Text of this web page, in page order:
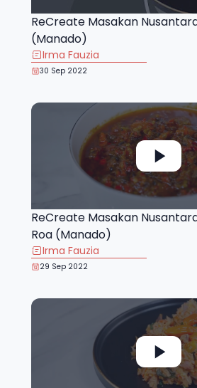
ReCreate Masakan
(Manado)
Irma Fauzia
30 Sep 2022
ReCreate Masakan
Roa (Manado)
Irma Fauzia
29 Sep 2022